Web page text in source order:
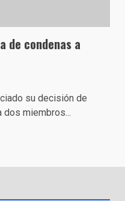
de condenas a
su decisión de
dos miembros...